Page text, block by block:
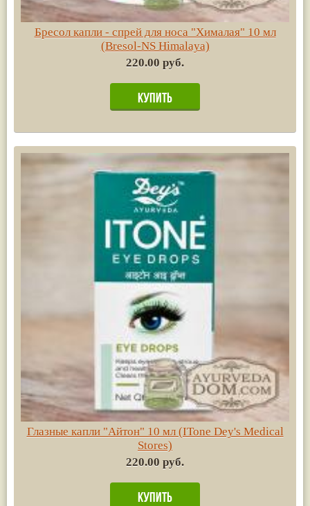
Бресол капли - спрей для носа "Хималая" 10 мл
(Bresol-NS Himalaya)
220.00 руб.
Глазные капли "Айтон" 10 мл (ITone Dey's Medical
Stores)
220.00 руб.